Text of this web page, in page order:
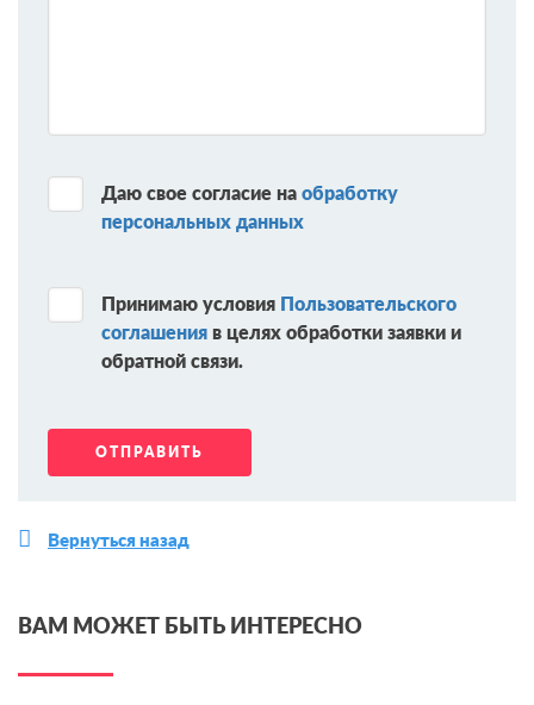
Даю свое согласие на обработку
персональных данных
Принимаю условия Пользовательского
соглашения в целях обработки заявки и
обратной связи.
Вернуться назад
ВАМ МОЖЕТ БЫТЬ ИНТЕРЕСНО